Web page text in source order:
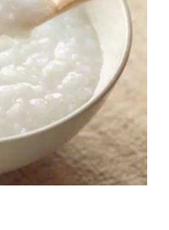
和小朋友：大約設計大
為3個大吉貼上有foam
．大人和小朋友：在背
綠葉時，可以用手拍輕
，這樣便很有立體感）
吉 7．大人：依盆栽大
出用作“福”字揮春的正
上，寫上“福”字或貼上
把已貼上揮春的花盆，